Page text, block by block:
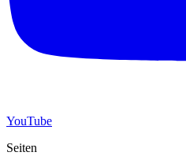
YouTube
Seiten